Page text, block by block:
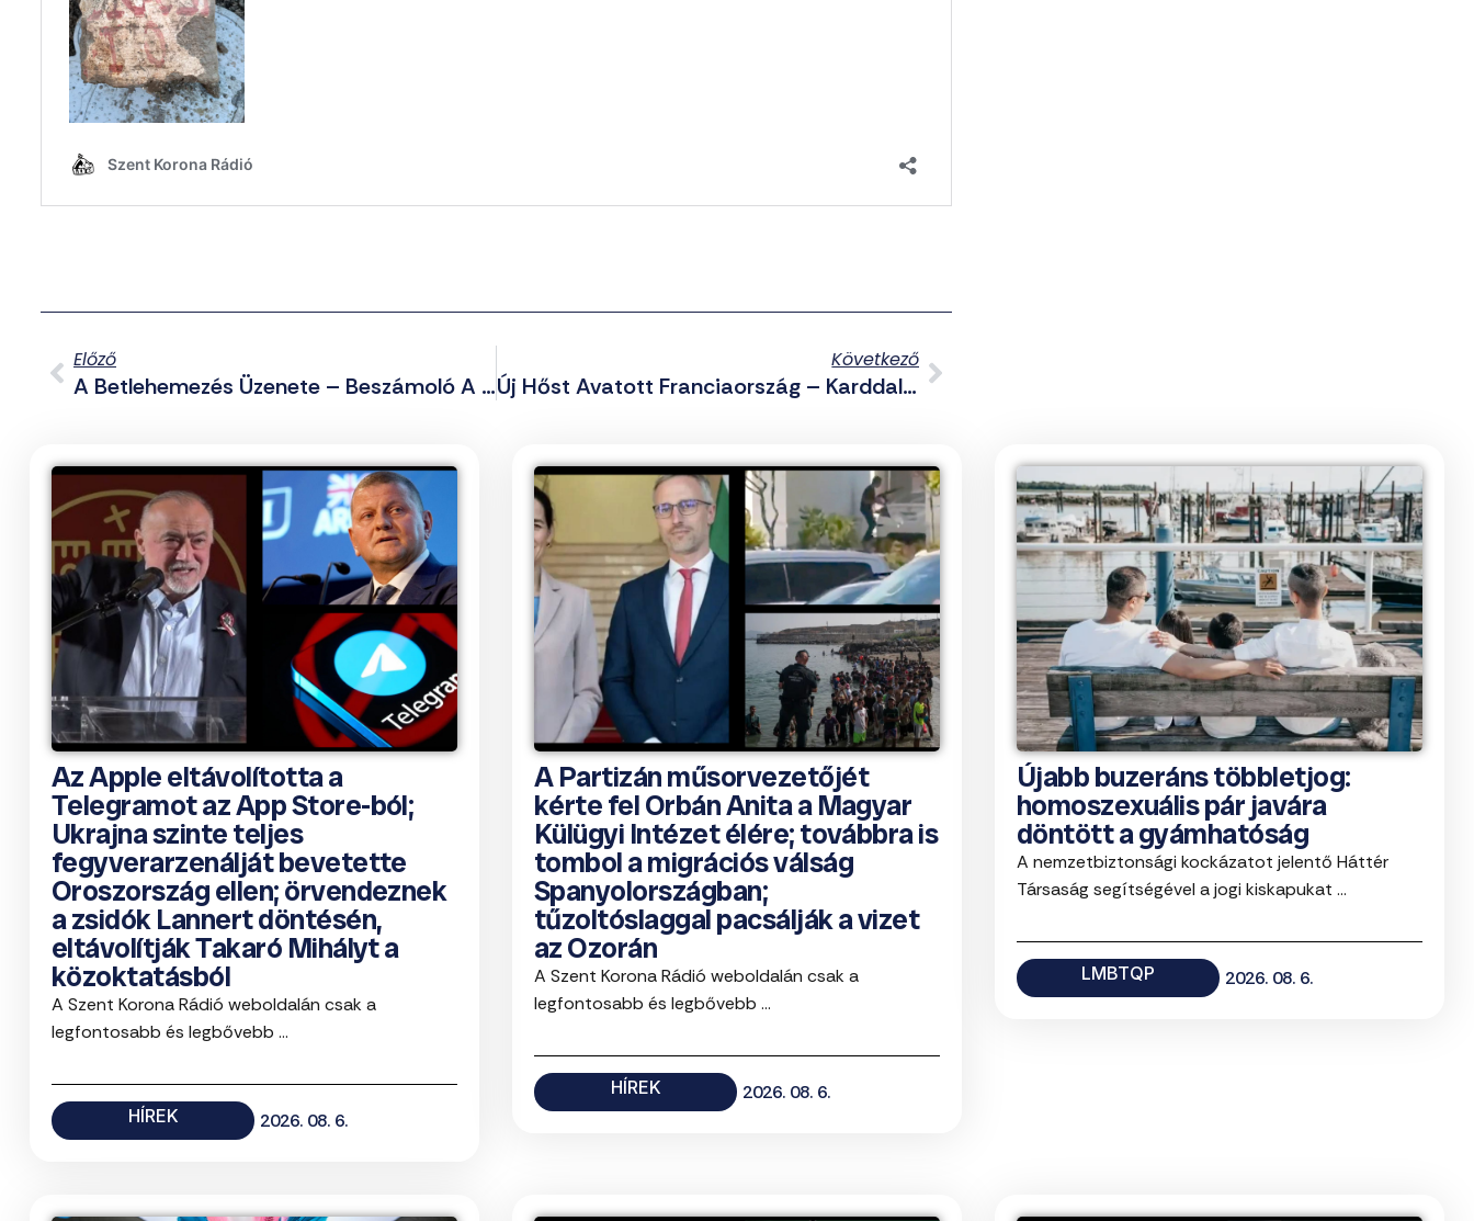
Előző
A Betlehemezés Üzenete – Beszámoló A HVIM Karácsonyi Rendezvényéről
Következő
Új Hőst Avatott Franciaország – Karddal Kergette El A Házába Betörő Rablókat A Férfi
Az Apple eltávolította a
Telegramot az App Store-ból;
Ukrajna szinte teljes
fegyverarzenálját bevetette
Oroszország ellen; örvendeznek
a zsidók Lannert döntésén,
eltávolítják Takaró Mihályt a
közoktatásból
A Szent Korona Rádió weboldalán csak a
legfontosabb és legbővebb ...
HÍREK 2026. 08. 6.
A Partizán műsorvezetőjét
kérte fel Orbán Anita a Magyar
Külügyi Intézet élére; továbbra is
tombol a migrációs válság
Spanyolországban;
tűzoltóslaggal pacsálják a vizet
az Ozorán
A Szent Korona Rádió weboldalán csak a
legfontosabb és legbővebb ...
HÍREK 2026. 08. 6.
Újabb buzeráns többletjog:
homoszexuális pár javára
döntött a gyámhatóság
A nemzetbiztonsági kockázatot jelentő Háttér
Társaság segítségével a jogi kiskapukat ...
LMBTQP 2026. 08. 6.